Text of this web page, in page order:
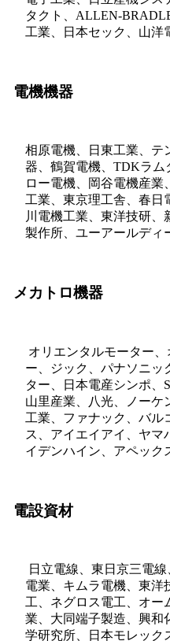
タクト、ALLEN-
工業、日本セック、山洋
電機機器
相原電機、日東工業、テ
器、鶴賀電機、TDKラム
ロー電機、岡谷電機産業
工業、東京理工舎、春日
川電機工業、東洋技研、
製作所、ユーアールディ
メカトロ機器
オリエンタルモーター
ー、ジック、パナソニッ
ター、日本電産シンポ、
山里産業、八光、ノーケ
工業、ファナック、バル
ス、アイエイアイ、ヤマ
イデンハイン、アペック
電設資材
日立電線、東日京三電
電業、キムラ電機、東洋
工、ネグロス電工、オー
業、大同端子製造、興和
学研究所、日本モレック